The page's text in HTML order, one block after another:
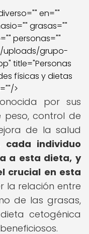
en=""
grasas=""
personas=""
uploads/grupo-
title="Personas
físicas y dietas
>
por sus
control de
de la salud
cada individuo
a esta dieta, y
crucial en esta
la relación entre
de las grasas,
cetogénica